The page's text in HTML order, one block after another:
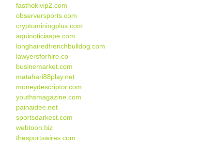
fasthokivip2.com
observersports.com
cryptominingplus.com
aquinoticiaspe.com
longhairedfrenchbulldog.com
lawyersforhire.co
businemarket.com
matahari88play.net
moneydescriptor.com
youthsmagazine.com
painaidee.net
sportsdarkest.com
webtoon.biz
thesportswires.com